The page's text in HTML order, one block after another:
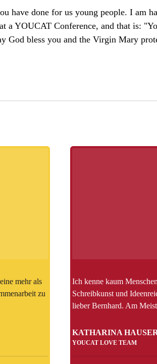
have done for us young people. I am
a YOUCAT Conference, and that is:
God bless you and the Virgin Mary
mehr als
zu
Ich kenne kaum
Schreibkunst und
lieber Bernhard. Am
KATHARINA
YOUCAT LOVE TEAM